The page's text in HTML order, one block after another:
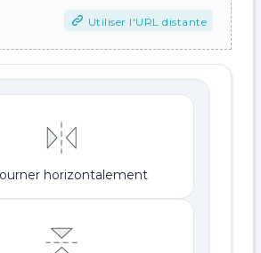
Utiliser l'URL distante
horizontalement